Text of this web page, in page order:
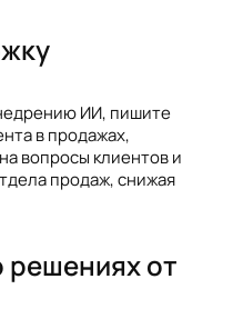
ИИ, пишите
в продажах,
вопросы клиентов и
продаж, снижая
решениях от